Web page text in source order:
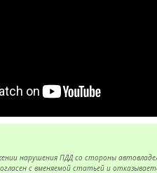
нарушения ПДД со стороны
с вменяемой статьей и